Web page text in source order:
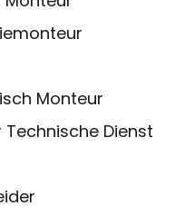
Monteur
Technische Dienst